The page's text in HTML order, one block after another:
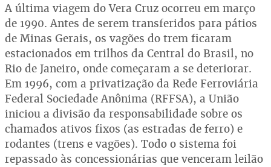
A última viagem do Vera Cruz ocorreu em março
de 1990. Antes de serem transferidos para pátios
de Minas Gerais, os vagões do trem ficaram
estacionados em trilhos da Central do Brasil, no
Rio de Janeiro, onde começaram a se deteriorar.
Em 1996, com a privatização da Rede Ferroviária
Federal Sociedade Anônima (RFFSA), a União
iniciou a divisão da responsabilidade sobre os
chamados ativos fixos (as estradas de ferro) e
rodantes (trens e vagões). Todo o sistema foi
repassado às concessionárias que venceram leilão